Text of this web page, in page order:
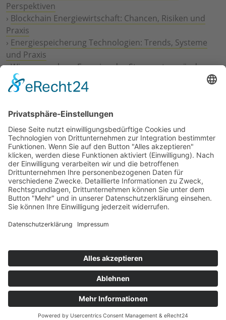
Perspektiven
› Blockchain Energiewirtschaft: Chancen, Risiken und
Praxis
› Energiespeicherung Technologien: Trends, Systeme
und Praxis
›Wie erneuerbare Energien das Stromnetz verändern
Digitalisierung Energiewirtschaft: Effizienz, Netze und
Prozesse
Geschäftsmodelle
›Vorstandswechsel Westenergie: Böddeling übernimmt
befristet
›Wasserstoff-Hochlauf: Dialog, Infrastruktur und
konkrete Schritte
›Solaranlage Regenbogenfarben: FC St. Pauli und
LichtBlick installieren erste weltweite Anlage
Jetzt an der STUDIE360 teilnehmen
Wir möchten Transparenz mit einheitlichen Kriterien
kostenlose Teilnahme wichtig. Die Ergebnisse werden
umgehend nach Teilnahme und Auswertung auf
unserer Webseite zur Verfügung gestellt.
Jetzt teilnehmen